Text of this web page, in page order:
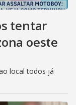
tentar
oeste
local todos já